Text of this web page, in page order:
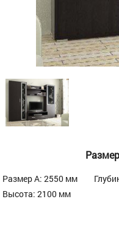
Размер А: 2550 мм
Высота: 2100 мм